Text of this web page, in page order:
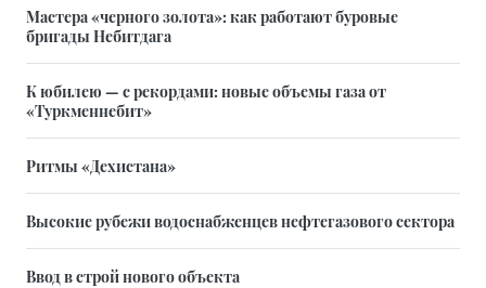
Мастера «черного золота»: как работают буровые
бригады Небитдага
К юбилею — с рекордами: новые объемы газа от
«Туркменнебит»
Ритмы «Дехистана»
Высокие рубежи водоснабженцев нефтегазового сектора
Ввод в строй нового объекта